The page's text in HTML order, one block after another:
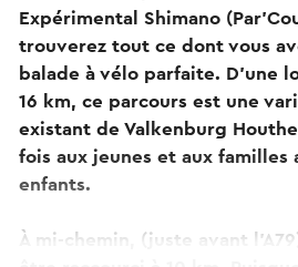
Expérimental Shimano
trouverez tout ce dont vous
balade à vélo parfaite. D'une
16 km, ce parcours est une
existant de Valkenburg
fois aux jeunes et aux familles
enfants.
À mi-chemin, (juste avant